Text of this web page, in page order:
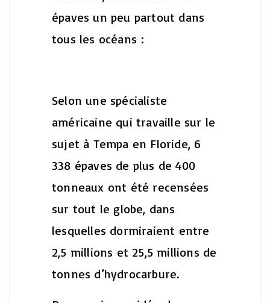
épaves un peu partout dans
tous les océans :
Selon une spécialiste
américaine qui travaille sur le
sujet à Tempa en Floride, 6
338 épaves de plus de 400
tonneaux ont été recensées
sur tout le globe, dans
lesquelles dormiraient entre
2,5 millions et 25,5 millions de
tonnes d’hydrocarbure.